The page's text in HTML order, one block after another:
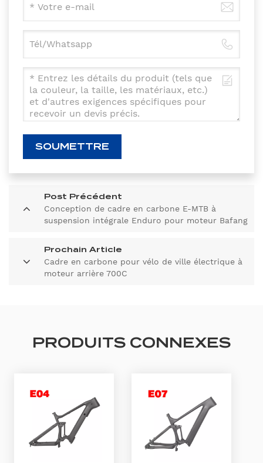
SOUMETTRE
Post Précédent
Conception de cadre en carbone E-MTB à
suspension intégrale Enduro pour moteur Bafang
Prochain Article
Cadre en carbone pour vélo de ville électrique à
moteur arrière 700C
PRODUITS CONNEXES